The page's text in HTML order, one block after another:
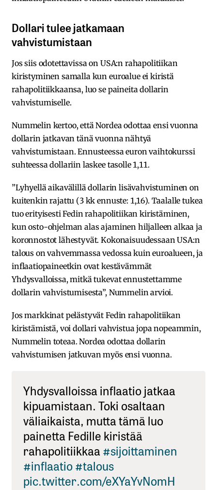
Dollari tulee jatkamaan
vahvistumistaan
Jos siis odotettavissa on USA:n rahapolitiikan
kiristyminen samalla kun euroalue ei kiristä
rahapolitiikkaansa, luo se paineita dollarin
vahvistumiselle.
Nummelin kertoo, että Nordea odottaa ensi vuonna
dollarin jatkavan tänä vuonna nähtyä
vahvistumistaan. Ennusteessa euron vaihtokurssi
suhteessa dollariin laskee tasolle 1,11.
”Lyhyellä aikavälillä dollarin lisävahvistuminen on
kuitenkin rajattu (3 kk ennuste: 1,16). Taalalle tukea
tuo erityisesti Fedin rahapolitiikan kiristäminen,
kun osto-ohjelman alas ajaminen hiljalleen alkaa ja
koronnostot lähestyvät. Kokonaisuudessaan USA:n
talous on vahvemmassa vedossa kuin euroalueen, ja
inflaatiopaineetkin ovat kestävämmät
Yhdysvalloissa, mitkä tukevat ennustettamme
dollarin vahvistumisesta”, Nummelin arvioi.
Jos markkinat pelästyvät Fedin rahapolitiikan
kiristämistä, voi dollari vahvistua jopa nopeammin,
Nummelin toteaa. Nordea odottaa dollarin
vahvistumisen jatkuvan myös ensi vuonna.
Yhdysvalloissa inflaatio jatkaa
kipuamistaan. Toki osaltaan
väliaikaista, mutta tämä luo
painetta Fedille kiristää
rahapolitiikkaa#sijoittaminen
#inflaatio#talous
pic.twitter.com/eXYaYvNomH